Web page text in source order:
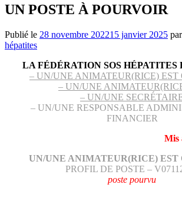
UN POSTE À POURVOIR
Publié le 28 novembre 202215 janvier 2025 par
hépatites
LA FÉDÉRATION SOS HÉPATITES
– UN/UNE ANIMATEUR(RICE) EST
– UN/UNE
– UN/UNE
– UN/UNE RESPONSABLE
FINANCIER
Mis
UN/UNE ANIMATEUR(RICE) EST
PROFIL DE POSTE –
poste pourvu